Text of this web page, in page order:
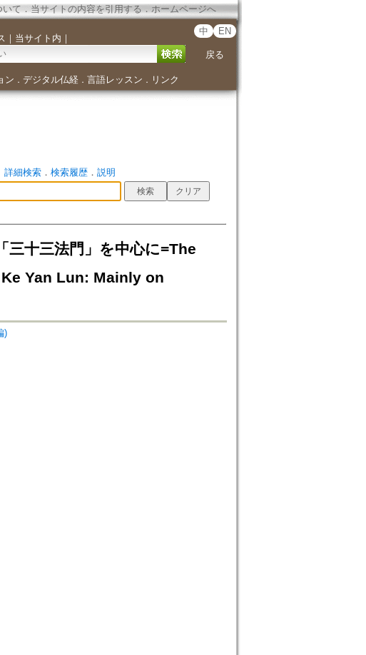
いて．当サイトの内容を引用する ． ホームページへ
｜ 当サイト内 ｜
中 EN
戻る
ン ． デジタル仏経． 言語レッスン ． リンク
詳細検索． 検索履歴． 説明
三十三法門」を中心に=The
Yan Lun: Mainly on
)